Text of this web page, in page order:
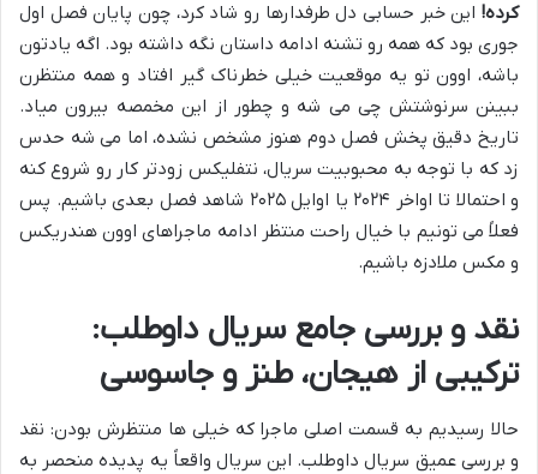
کرده! این خبر حسابی دل طرفدارها رو شاد کرد، چون پایان فصل اول
جوری بود که همه رو تشنه ادامه داستان نگه داشته بود. اگه یادتون
باشه، اوون تو یه موقعیت خیلی خطرناک گیر افتاد و همه منتظرن
ببینن سرنوشتش چی می شه و چطور از این مخمصه بیرون میاد.
تاریخ دقیق پخش فصل دوم هنوز مشخص نشده، اما می شه حدس
زد که با توجه به محبوبیت سریال، نتفلیکس زودتر کار رو شروع کنه
و احتمالا تا اواخر ۲۰۲۴ یا اوایل ۲۰۲۵ شاهد فصل بعدی باشیم. پس
فعلاً می تونیم با خیال راحت منتظر ادامه ماجراهای اوون هندریکس
و مکس ملادزه باشیم.
نقد و بررسی جامع سریال داوطلب:
ترکیبی از هیجان، طنز و جاسوسی
حالا رسیدیم به قسمت اصلی ماجرا که خیلی ها منتظرش بودن: نقد
و بررسی عمیق سریال داوطلب. این سریال واقعاً یه پدیده منحصر به